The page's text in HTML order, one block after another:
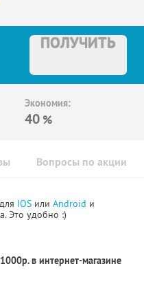
ПОЛУЧИТЬ
Экономия:
40 %
Вопросы по акции
IOS или Android и
Это удобно :)
в интернет-магазине